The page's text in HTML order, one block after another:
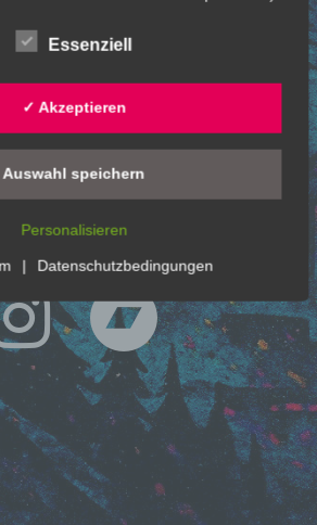
Essenziell
✓ Akzeptieren
Auswahl speichern
Personalisieren
| Datenschutzbedingungen